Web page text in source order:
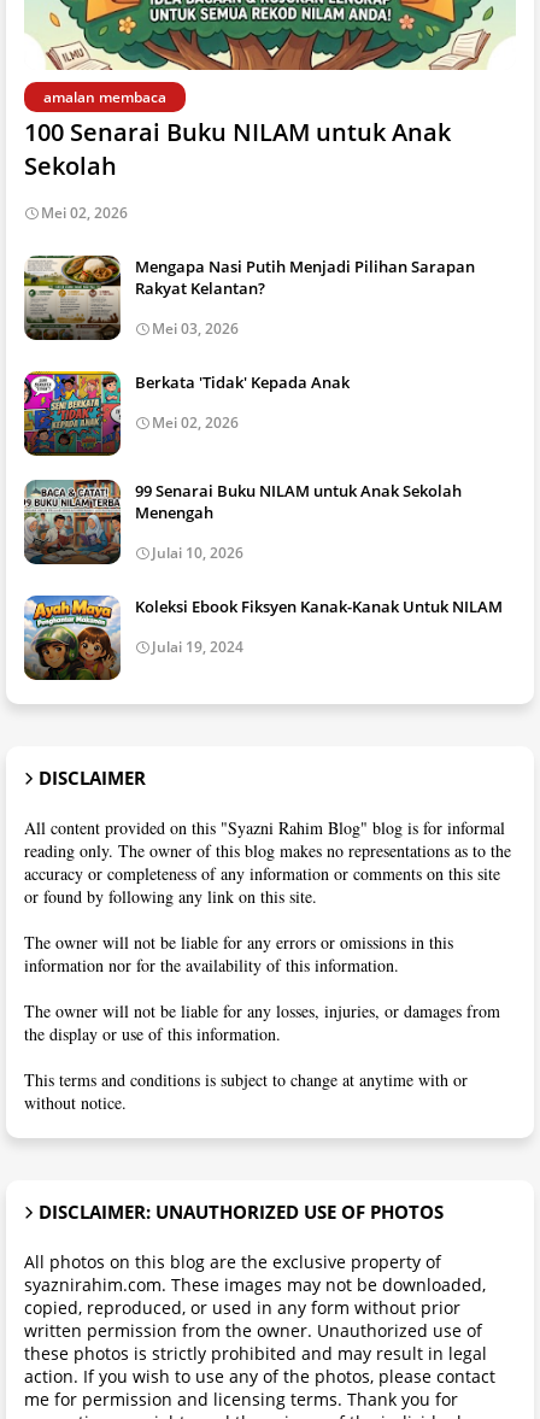
amalan membaca
100 Senarai Buku NILAM untuk Anak
Sekolah
Mei 02, 2026
Mengapa Nasi Putih Menjadi Pilihan Sarapan
Rakyat Kelantan?
Mei 03, 2026
Berkata 'Tidak' Kepada Anak
Mei 02, 2026
99 Senarai Buku NILAM untuk Anak Sekolah
Menengah
Julai 10, 2026
Koleksi Ebook Fiksyen Kanak-Kanak Untuk NILAM
Julai 19, 2024
DISCLAIMER
All content provided on this "Syazni Rahim Blog" blog is for informal
reading only. The owner of this blog makes no representations as to the
accuracy or completeness of any information or comments on this site
or found by following any link on this site.
The owner will not be liable for any errors or omissions in this
information nor for the availability of this information.
The owner will not be liable for any losses, injuries, or damages from
the display or use of this information.
This terms and conditions is subject to change at anytime with or
without notice.
DISCLAIMER: UNAUTHORIZED USE OF PHOTOS
All photos on this blog are the exclusive property of
syaznirahim.com. These images may not be downloaded,
copied, reproduced, or used in any form without prior
written permission from the owner. Unauthorized use of
these photos is strictly prohibited and may result in legal
action. If you wish to use any of the photos, please contact
me for permission and licensing terms. Thank you for